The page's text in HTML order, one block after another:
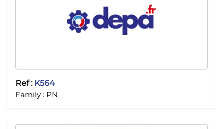
Ref : K564
Family : PN